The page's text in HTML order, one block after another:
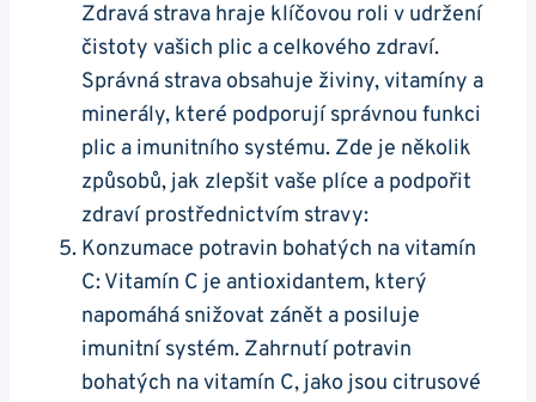
Zdravá strava hraje klíčovou roli v udržení
čistoty ⁤vašich plic a celkového zdraví.
Správná strava obsahuje živiny,⁣ vitamíny ‍a
⁢minerály, které ‍podporují správnou⁤ funkci
plic a imunitního systému. Zde je několik
způsobů, jak zlepšit vaše‌ plíce a ​podpořit
zdraví prostřednictvím‌ stravy:
Konzumace⁢ potravin bohatých ⁤na vitamín
C: Vitamín C je antioxidantem, který
napomáhá​ snižovat zánět‌ a⁣ posiluje
imunitní systém. Zahrnutí⁣ potravin
‍bohatých na vitamín C, jako jsou citrusové